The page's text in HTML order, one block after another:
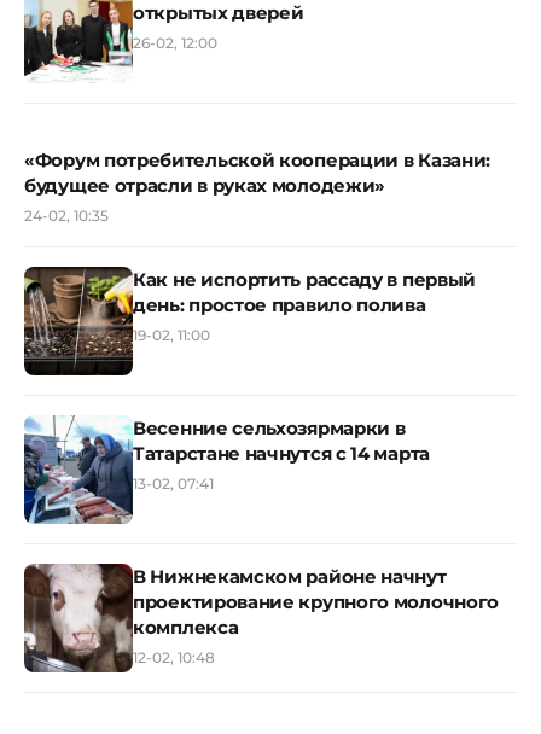
открытых дверей
26-02, 12:00
«Форум потребительской кооперации в Казани:
будущее отрасли в руках молодежи»
24-02, 10:35
Как не испортить рассаду в первый
день: простое правило полива
19-02, 11:00
Весенние сельхозярмарки в
Татарстане начнутся с 14 марта
13-02, 07:41
В Нижнекамском районе начнут
проектирование крупного молочного
комплекса
12-02, 10:48